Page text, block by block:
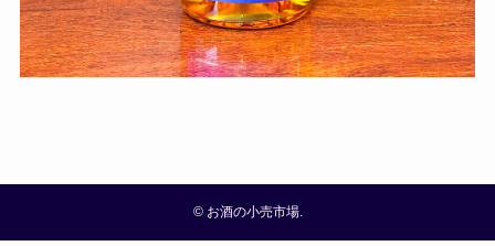
©お酒の小売市場.